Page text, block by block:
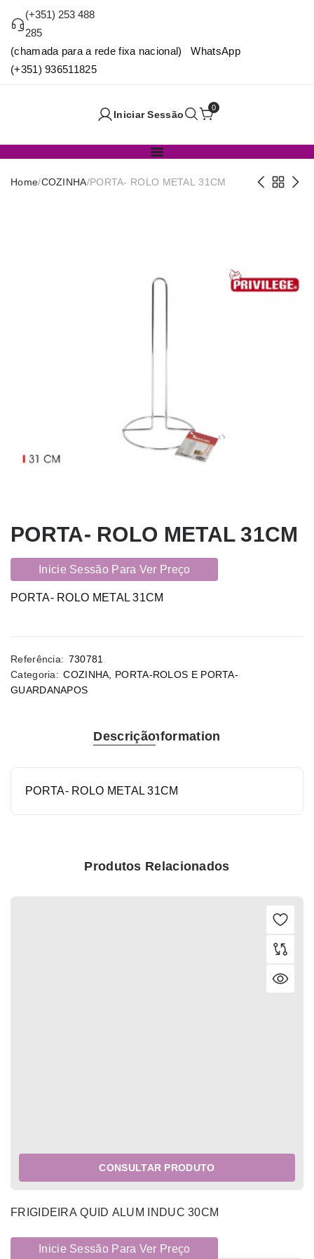
(+351) 253 488
285
(chamada para a rede fixa nacional) WhatsApp
(+351) 936511825
Iniciar Sessão
0
Home/COZINHA/PORTA- ROLO METAL 31CM
PORTA- ROLO METAL 31CM
Inicie Sessão Para Ver Preço
PORTA- ROLO METAL 31CM
Referência: 730781
Categoria: COZINHA
PORTA-ROLOS E PORTA-
GUARDANAPOS
DescriçãoInformation
PORTA- ROLO METAL 31CM
Produtos Relacionados
CONSULTAR PRODUTO
FRIGIDEIRA QUID ALUM INDUC 30CM
Inicie Sessão Para Ver Preço